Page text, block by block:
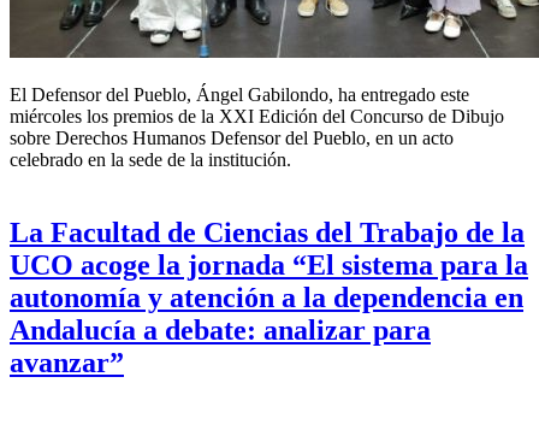
El Defensor del Pueblo, Ángel Gabilondo, ha entregado este
miércoles los premios de la XXI Edición del Concurso de Dibujo
sobre Derechos Humanos Defensor del Pueblo, en un acto
celebrado en la sede de la institución.
La Facultad de Ciencias del Trabajo de la
UCO acoge la jornada “El sistema para la
autonomía y atención a la dependencia en
Andalucía a debate: analizar para
avanzar”